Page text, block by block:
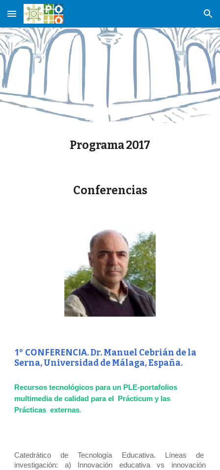
Skip to main content Skip to navigation
Programa 2017
Conferencias
1º CONFERENCIA. Dr. Manuel Cebrián de la
Serna, Universidad de Málaga, España.
Recursos tecnológicos para un PLE-portafolios
multimedia de calidad para el Prácticum y las
Prácticas externas.
Catedrático de Tecnología Educativa. Líneas de
investigación: a) Innovación educativa vs innovación